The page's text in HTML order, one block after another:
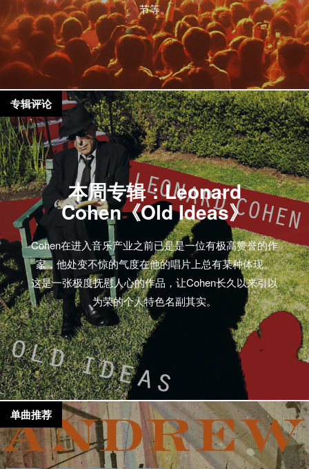
节等。
本周专辑：Leonard
Cohen《Old Ideas》
Cohen在进入音乐产业之前已是是一位有极高赞誉的作
家，他处变不惊的气度在他的唱片上总有某种体现。
这是一张极度抚慰人心的作品，让Cohen长久以来引以
为荣的个人特色名副其实。
专辑评论
单曲推荐